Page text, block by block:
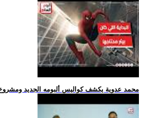
.. محمد عدوية يكشف كواليس ألبومه الجديد